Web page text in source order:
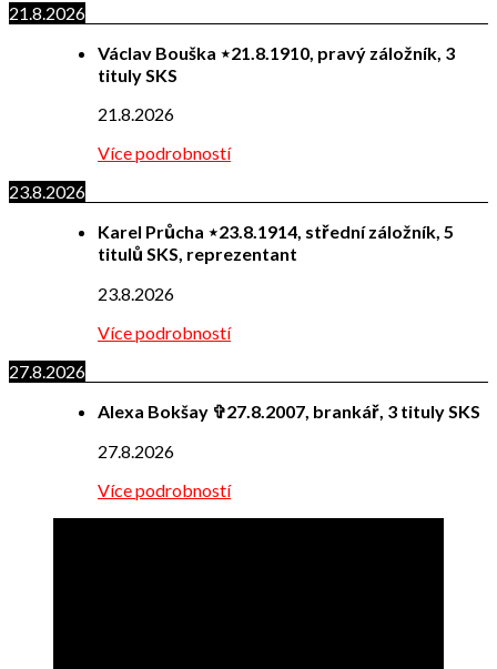
21.8.2026
Václav Bouška ⋆21.8.1910, pravý záložník, 3
tituly SKS
21.8.2026
Více podrobností
23.8.2026
Karel Průcha ⋆23.8.1914, střední záložník, 5
titulů SKS, reprezentant
23.8.2026
Více podrobností
27.8.2026
Alexa Bokšay ✞27.8.2007, brankář, 3 tituly SKS
27.8.2026
Více podrobností